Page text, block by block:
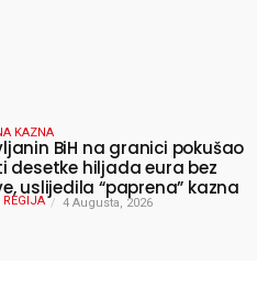
KAZNA
BiH na granici pokušao
desetke hiljada eura bez
uslijedila “paprena” kazna
4 Augusta, 2026